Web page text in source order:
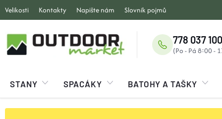
Přejít
na
obsah
Velikosti Kontakty Napište nám Slovník pojmů
778 037
STANY SPACÁKY BATOHY A TAŠKY